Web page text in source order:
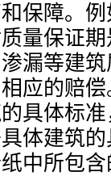
保障。
量保证
漏等建
应的赔
具体标
体建筑
中所包